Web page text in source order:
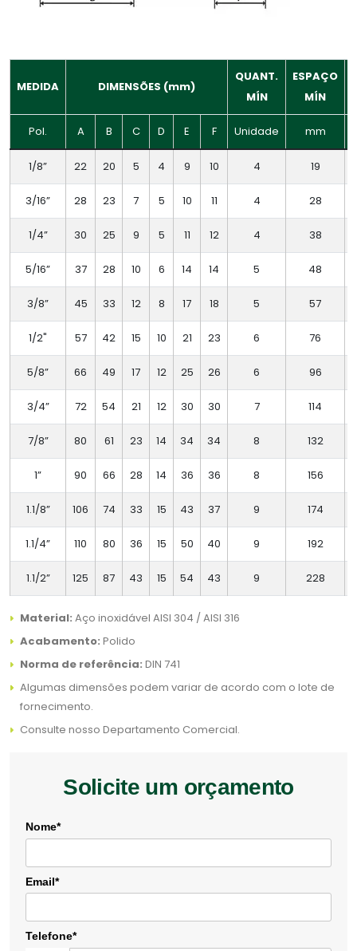
MEDIDA DIMENSÕES (mm)
QUANT.
MÍN
ESPAÇO
MÍN
Pol. A B C D E F Unidade mm
1/8” 22 20 5 4 9 10 4 19
3/16” 28 23 7 5 10 11 4 28
1/4” 30 25 9 5 11 12 4 38
5/16” 37 28 10 6 14 14 5 48
3/8” 45 33 12 8 17 18 5 57
1/2" 57 42 15 10 21 23 6 76
5/8” 66 49 17 12 25 26 6 96
3/4” 72 54 21 12 30 30 7 114
7/8” 80 61 23 14 34 34 8 132
1” 90 66 28 14 36 36 8 156
1.1/8” 106 74 33 15 43 37 9 174
1.1/4” 110 80 36 15 50 40 9 192
1.1/2” 125 87 43 15 54 43 9 228
Material: Aço inoxidável AISI 304 / AISI 316
Acabamento: Polido
Norma de referência: DIN 741
Algumas dimensões podem variar de acordo com o lote de
fornecimento.
Consulte nosso Departamento Comercial.
Solicite um orçamento
Nome*
Email*
Telefone*